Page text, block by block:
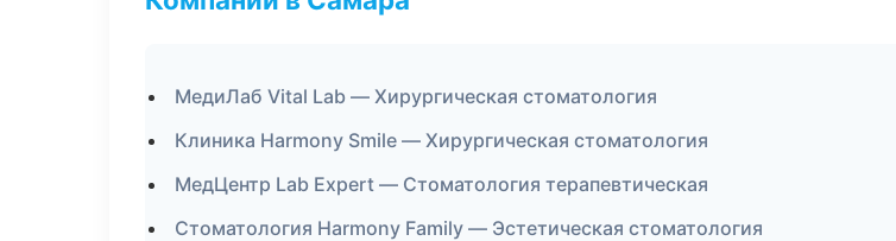
МедиЛаб Vital Lab — Хирургическая стоматология
Клиника Harmony Smile — Хирургическая стоматология
МедЦентр Lab Expert — Стоматология терапевтическая
Стоматология Harmony Family — Эстетическая стоматология